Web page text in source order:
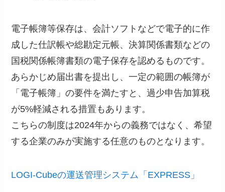
電子帳簿等保存は、会計ソフトなどで電子的に作
成した仕訳帳や総勘定元帳、決算関係書類などの
国税関係帳簿書類の電子保存を認めるものです。
あらかじめ届出書を提出し、一定の範囲の帳簿が
「電子帳簿」の要件を満たすと、過少申告加算税
が5%軽減される措置もあります。
こちらの制度は2024年からの義務ではなく、希望
する企業のみが実施する任意のものとなります。
LOGI-Cubeの運送管理システム「EXPRESS」